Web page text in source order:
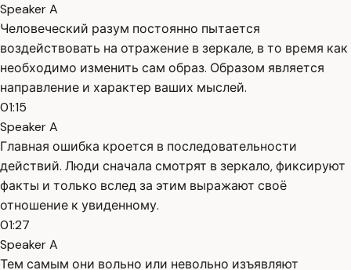
Speaker A
Человеческий разум постоянно пытается
воздействовать на отражение в зеркале, в то время как
необходимо изменить сам образ. Образом является
направление и характер ваших мыслей.
01:15
Speaker A
Главная ошибка кроется в последовательности
действий. Люди сначала смотрят в зеркало, фиксируют
факты и только вслед за этим выражают своё
отношение к увиденному.
01:27
Speaker A
Тем самым они вольно или невольно изъявляют